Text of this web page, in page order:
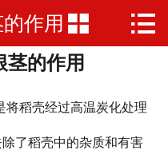
 网站首页
公司简介
产品展示
厂房厂景
作用  
茎的作用
将稻壳经过高温炭化处理
了稻壳中的杂质和有害